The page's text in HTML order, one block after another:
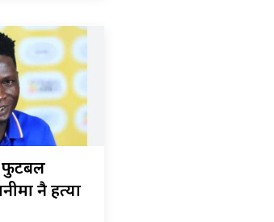
फुटबल
नै हत्या